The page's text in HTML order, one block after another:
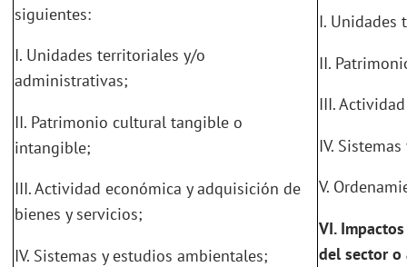
siguientes:
I. Unidades territoriales y/o
administrativas;
II. Patrimonio cultural tangible o
intangible;
III. Actividad económica y adquisición de
bienes y servicios;
IV. Sistemas y estudios ambientales;
I. Unidades
II.
III.
IV.
V.
VI.
del sector o